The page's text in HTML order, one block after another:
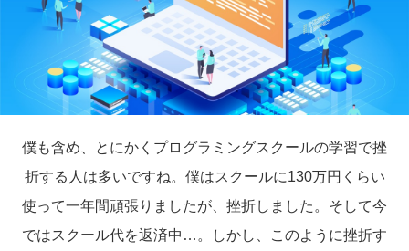
僕も含め、とにかくプログラミングスクールの学習で挫
折する人は多いですね。僕はスクールに130万円くらい
使って一年間頑張りましたが、挫折しました。そして今
ではスクール代を返済中…。しかし、このように挫折す